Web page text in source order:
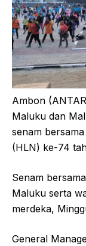
Ambon
Maluku dan
senam
(HLN) ke-74
Senam
Maluku serta
merdeka,
General